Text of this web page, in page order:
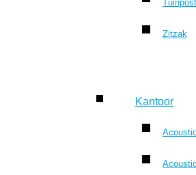
Zitzak
Kantoor